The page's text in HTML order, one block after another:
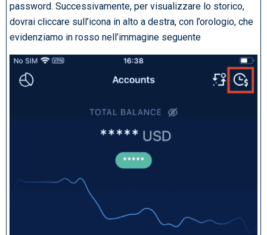
password. Successivamente, per visualizzare lo storico,
dovrai cliccare sull’icona in alto a destra, con l’orologio, che
evidenziamo in rosso nell’immagine seguente